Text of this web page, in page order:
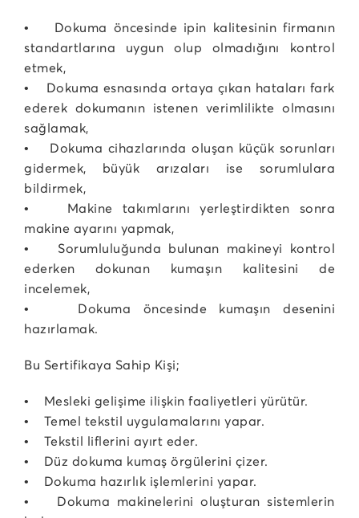
• Dokuma öncesinde ipin kalitesinin firmanın
standartlarına uygun olup olmadığını kontrol
etmek,
• Dokuma esnasında ortaya çıkan hataları fark
ederek dokumanın istenen verimlilikte olmasını
sağlamak,
• Dokuma cihazlarında oluşan küçük sorunları
gidermek, büyük arızaları ise sorumlulara
bildirmek,
• Makine takımlarını yerleştirdikten sonra
makine ayarını yapmak,
• Sorumluluğunda bulunan makineyi kontrol
ederken dokunan kumaşın kalitesini de
incelemek,
• Dokuma öncesinde kumaşın desenini
hazırlamak.
Bu Sertifikaya Sahip Kişi;
• Mesleki gelişime ilişkin faaliyetleri yürütür.
• Temel tekstil uygulamalarını yapar.
• Tekstil liflerini ayırt eder.
• Düz dokuma kumaş örgülerini çizer.
• Dokuma hazırlık işlemlerini yapar.
• Dokuma makinelerini oluşturan sistemlerin